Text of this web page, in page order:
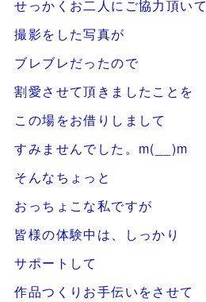
せっかくお二人にご協力頂いて
撮影をした写真が
ブレブレだったので
割愛させて頂きましたことを
この場をお借りしまして
すみませんでした。m(__)m
そんなちょっと
おっちょこな私ですが
皆様の体験中は、しっかり
サポートして
作品つくりお手伝いをさせて